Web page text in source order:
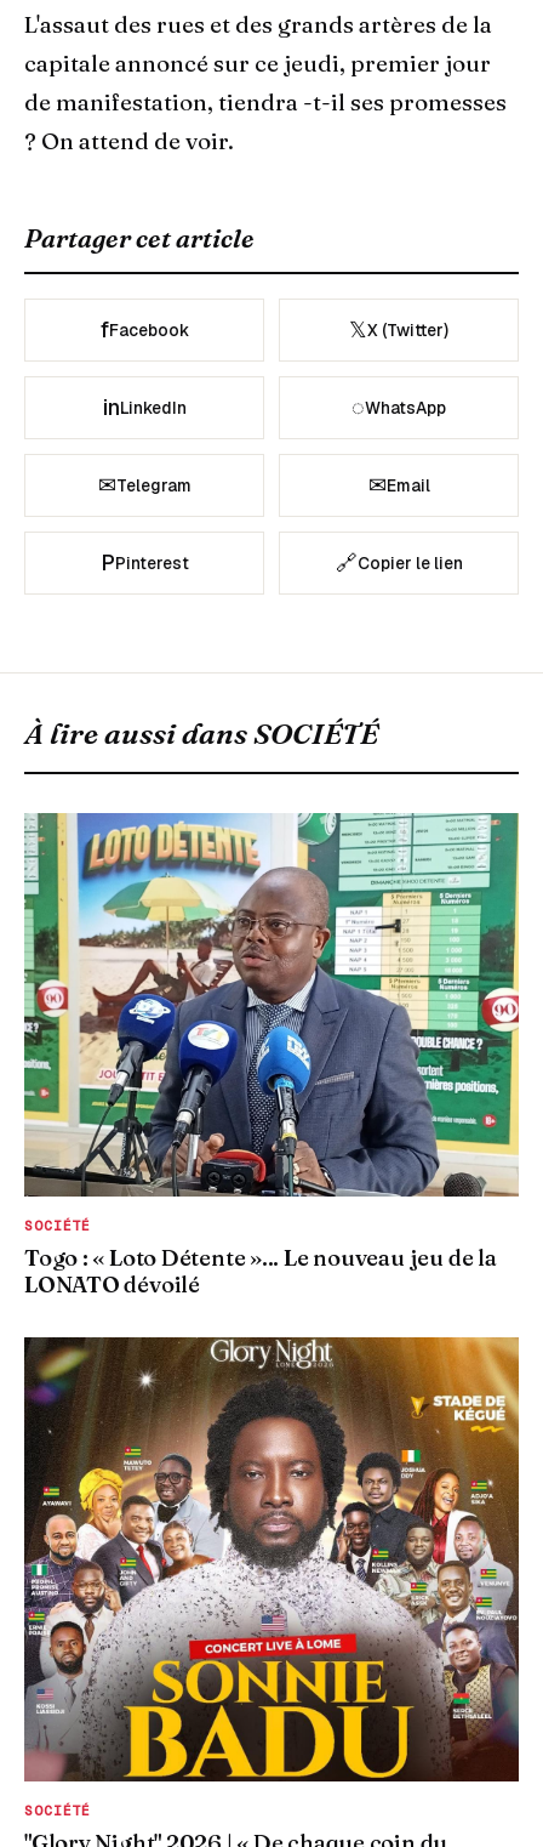
L'assaut des rues et des grands artères de la
capitale annoncé sur ce jeudi, premier jour
de manifestation, tiendra -t-il ses promesses
? On attend de voir.
Partager cet article
fFacebook 𝕏X (Twitter)
inLinkedIn ◌WhatsApp
✉Telegram ✉Email
PPinterest 🔗Copier le lien
À lire aussi dansSOCIÉTÉ
SOCIÉTÉ
Togo : « Loto Détente »... Le nouveau jeu de la
LONATO dévoilé
SOCIÉTÉ